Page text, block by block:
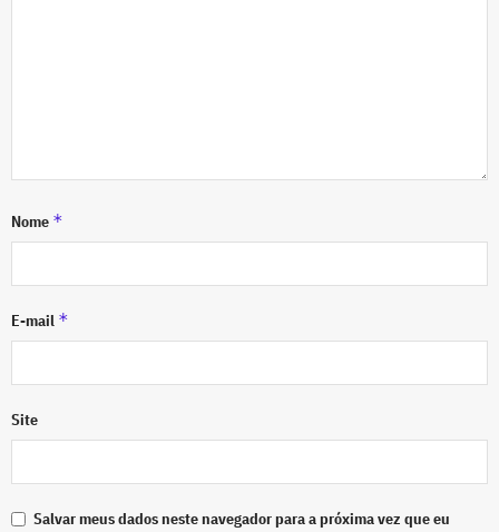
Nome *
E-mail *
Site
Salvar meus dados neste navegador para a próxima vez que eu